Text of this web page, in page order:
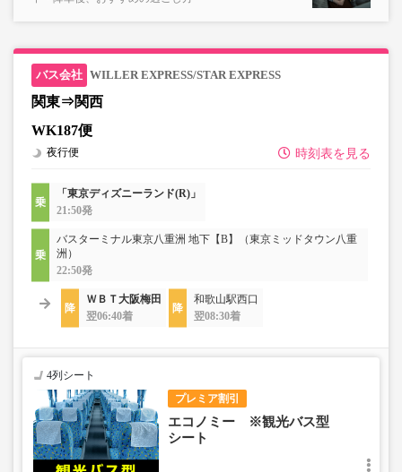
WILLER EXPRESS/STAR EXPRESS
関東⇒関西
WK187便
時刻表を見る
夜行便
「東京ディズニーランド(R)」
21:50発
バスターミナル東京八重洲 地下【B】（東京ミッドタウン八重
洲）
22:50発
ＷＢＴ大阪梅田
翌06:40着
和歌山駅西口
翌08:30着
プレミア割引
4列シート
エコノミー ※観光バス型
シート